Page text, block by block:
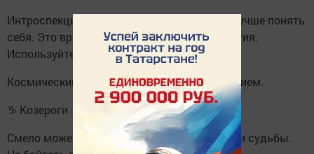
Интроспекция и самоанализ помогут вам лучше понять
себя. Это время для личного роста и развития.
Используйте его с пользой.
Космический совет: займитесь самопознанием.
♑ Козероги
Смело можете ждать под конец дня подарки судьбы.